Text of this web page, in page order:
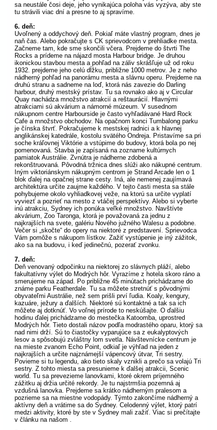
sa neustále čosi deje, jeho vynikajúca poloha vás vyzýva, aby ste
tu strávili viac dní a presne to aj spravíme.
6. deň:
Uvoľnený a oddychový deň. Pokiaľ máte vlastný program, dnes je
naň čas. Alebo pokračujte s CK sprievodcom v prehliadke mesta.
Začneme tam, kde sme skončili včera. Prejdeme do štvrti The
Rocks a prídeme na nájazd mosta Harbour bridge. Je druhou
ikonickou stavbou mesta a pohľad na záliv skrášľuje už od roku
1932. prejdeme jeho celú dĺžku, približne 1000 metrov. Je z neho
nádherný pohľad na panorámu mesta a slávnu operu. Prejdeme na
druhú stranu a sadneme na loď, ktorá nás zavezie do Darling
harbour, druhý mestský prístav. Tu sa rovnako ako aj v Circular
Quay nachádza množstvo atrakcií a reštaurácií. Hlavnými
atrakciami sú akvárium a námorné múzeum. V susednom
nákupnom centre Harbourside je často vyhľadávané Hard Rock
Cafe a množstvo obchodov. Na opačnom konci Tumbalong parku
je čínska štvrť. Pokračujeme k mestskej radnici a k hlavnej
anglikánskej katedrále, kostolu svätého Ondreja. Pristavíme sa pri
soche kráľovnej Viktórie a vstúpime do budovy, ktorá bola po nej
pomenovaná. Stavba je zapísaná na zozname kultúrnych
pamiatok Austrálie. Zvnútra je nádherne zdobená a
rekonštruovaná. Pôvodná tržnica dnes slúži ako nákupné centrum.
Iným viktoriánskym nákupným centrom je Strand Arcade len o 1
blok ďalej na opačnej strane cesty. Iná, ale nemenej zaujímavá
architektúra určite zaujme každého. V tejto časti mesta sa stále
pohybujeme okolo vyhliadkovej veže, na ktorú sa určite vyplatí
vyviezť a pozrieť na mesto z vtáčej perspektívy. Alebo si vyberte
inú atrakciu, Sydney ich ponúka veľké množstvo. Navštívte
akvárium, Zoo Taronga, ktorá je považovaná za jednu z
najkrajších na svete, galériu Nového južného Walesu a podobne.
Večer si „skočte“ do opery na niektoré z predstavení. Sprievodca
Vám pomôže s nákupom lístkov. Zažiť vystúpenie je iný zážitok,
ako sa na budovu, i keď jedinečnú, pozerať zvonku.
7. deň:
Deň venovaný odpočinku na niektorej zo slávnych pláží, alebo
fakultatívny výlet do Modrých hôr. Vyrazíme z hotela skoro ráno a
smerujeme na západ. Po približne 45 minútach prichádzame do
známe parku Featherdale. Tu sa môžete stretnúť s pôvodnými
obyvateľmi Austrálie, než sem prišli prví ľudia. Koaly, kengury,
kazuáre, ježury a ďalších. Niektoré sú kontaktné a tak sa ich
môžete aj dotknúť. Vo voľnej prírode to neskúšajte. O ďalšiu
hodinu ďalej prichádzame do mestečka Katoomba, uprostred
Modrých hôr. Tieto dostali názov podľa modrastého oparu, ktorý sa
nad nimi drží. Sú to čiastočky vyparujúce sa z eukalyptových
lesov a spôsobujú zvláštny lom svetla. Návštevnícke centrum je
na mieste zvanom Echo Point, odkiaľ je výhľad na jeden z
najkrajších a určite najznámejší vápencový útvar, Tri sestry.
Povieme si tu legendu, ako tieto skaly vznikli a prečo sa volajú Tri
sestry. Z tohto miesta sa presunieme k ďalšej atrakcii, Scenic
world. Tu sa prevezieme lanovkami, ktoré okrem príjemného
zážitku aj držia určité rekordy. Je tu najstrmšia pozemná aj
vzdušná lanovka. Prejdeme sa krátko nádherným pralesom a
pozrieme sa na miestne vodopády. Týmto zakončíme nádherný a
aktívny deň a vrátime sa do Sydney. Celodenný výlet, ktorý patrí
medzi aktivity, ktoré by ste v Sydney mali zažiť. Viac si prečítajte
v článku na našom .